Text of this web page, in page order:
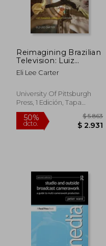
Reimagining Brazilian
Television: Luiz
Fernando Carvalho's
Contemporary Vision
American Profiles)
(en Inglés)
Eli Lee Carter
University Of Pittsburgh
Press, 1 Edición, Tapa
Blanda, Nuevo